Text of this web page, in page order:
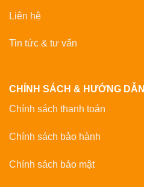
Liên hệ
Tin tức & tư vấn
CHÍNH SÁCH & HƯỚNG DẪN
Chính sách thanh toán
Chính sách bảo hành
Chính sách bảo mật